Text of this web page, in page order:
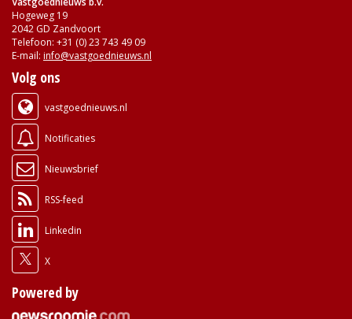
Hogeweg 19
2042 GD Zandvoort
Telefoon: +31 (0) 23 743 49 09
E-mail: info@vastgoednieuws.nl
Volg ons
vastgoednieuws.nl
Notificaties
Nieuwsbrief
RSS-feed
Linkedin
X
Powered by